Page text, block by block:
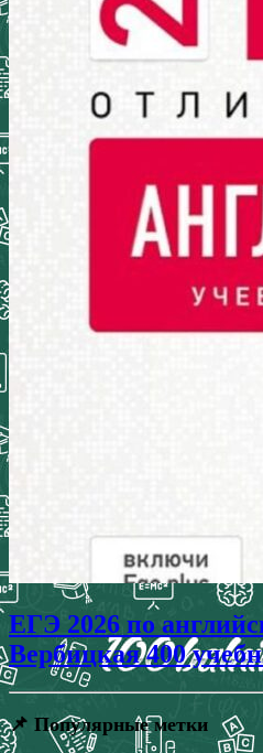
ЕГЭ 2026 по
Вербицкая 400
📌 Популярные метки